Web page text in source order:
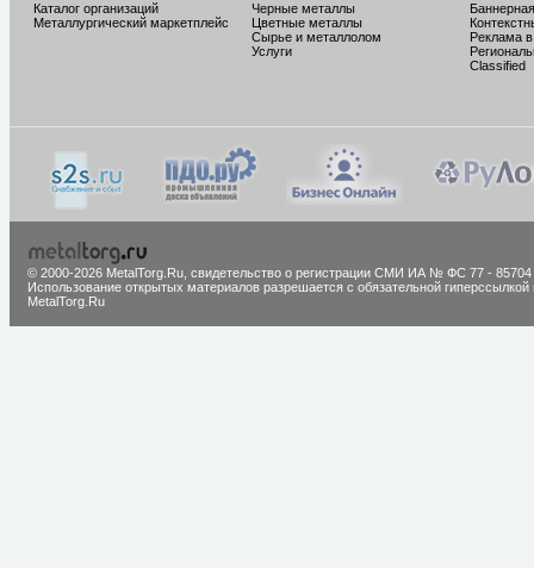
Каталог организаций
Металлургический маркетплейс
Черные металлы
Цветные металлы
Сырье и металлолом
Услуги
Реклама
Classified
© 2000-2026 MetalTorg.Ru, cвидетельство о регистрации СМИ ИА № ФС 77 - 85704
Использование открытых материалов разрешается с обязательной гиперссылкой
MetalTorg.Ru